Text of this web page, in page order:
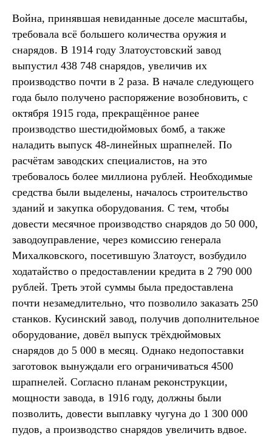
Война, принявшая невиданные доселе масштабы,
требовала всё большего количества оружия и
снарядов. В 1914 году Златоустовский завод
выпустил 438 748 снарядов, увеличив их
производство почти в 2 раза. В начале следующего
года было получено распоряжение возобновить, с
октября 1915 года, прекращённое ранее
производство шестидюймовых бомб, а также
наладить выпуск 48-линейных шрапнелей. По
расчётам заводских специалистов, на это
требовалось более миллиона рублей. Необходимые
средства были выделены, началось строительство
зданий и закупка оборудования. С тем, чтобы
довести месячное производство снарядов до 50 000,
заводоуправление, через комиссию генерала
Михалковского, посетившую Златоуст, возбудило
ходатайство о предоставлении кредита в 2 790 000
рублей. Треть этой суммы была предоставлена
почти незамедлительно, что позволило заказать 250
станков. Кусинский завод, получив дополнительное
оборудование, довёл выпуск трёхдюймовых
снарядов до 5 000 в месяц. Однако недопоставки
заготовок вынуждали его ограничиваться 4500
шрапнелей. Согласно планам реконструкции,
мощности завода, в 1916 году, должны были
позволить, довести выплавку чугуна до 1 300 000
пудов, а производство снарядов увеличить вдвое.